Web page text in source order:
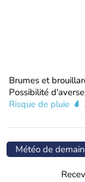
Brumes et
Possibilité
Risque de pluie
Météo de demain